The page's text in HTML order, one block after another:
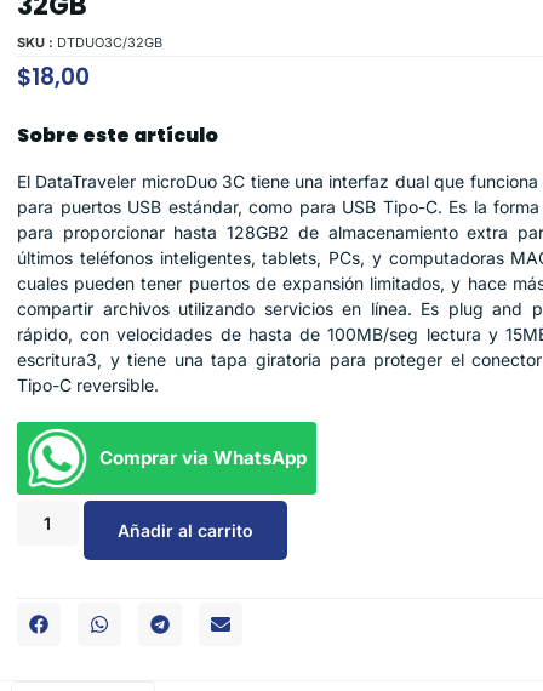
SKU : DTDUO3C/32GB
$18,00
Sobre este artículo
El DataTraveler microDuo 3C tiene una interfaz dual que
para puertos USB estándar, como para USB Tipo-C. Es la
para proporcionar hasta 128GB2 de almacenamiento extra
últimos teléfonos inteligentes, tablets, PCs, y computadoras
cuales pueden tener puertos de expansión limitados, y hace
compartir archivos utilizando servicios en línea. Es plug and
rápido, con velocidades de hasta de 100MB/seg lectura y
escritura3, y tiene una tapa giratoria para proteger el
Tipo-C reversible.
Comprar via WhatsApp
Añadir al carrito